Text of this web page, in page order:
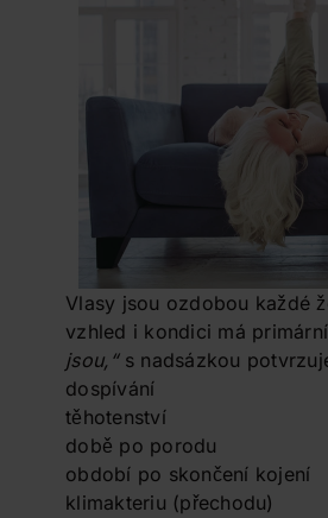
Vlasy jsou ozdobou každé
vzhled i kondici má
jsou,“s nadsázkou
dospívání
těhotenství
době po porodu
období po skončení kojení
klimakteriu (přechodu)